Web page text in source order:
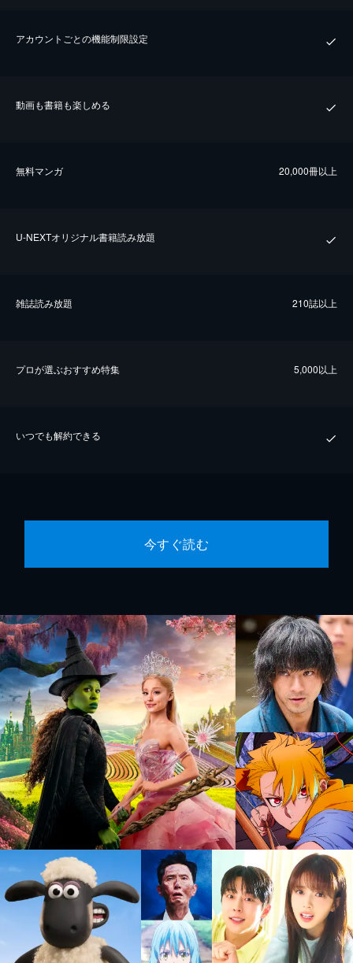
アカウントごとの機能制限設定
動画も書籍も楽しめる
無料マンガ 20,000冊以上
U-NEXTオリジナル書籍読み放題
雑誌読み放題 210誌以上
プロが選ぶおすすめ特集 5,000以上
いつでも解約できる
今すぐ読む